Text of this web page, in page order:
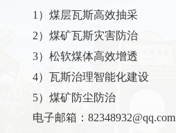
1 ）煤层瓦斯高效抽采
2）煤矿瓦斯灾害防治
3）松软煤体高效增透
4）瓦斯治理智能化建设
5）煤矿防尘防治
电子邮箱： 82348932@qq.com